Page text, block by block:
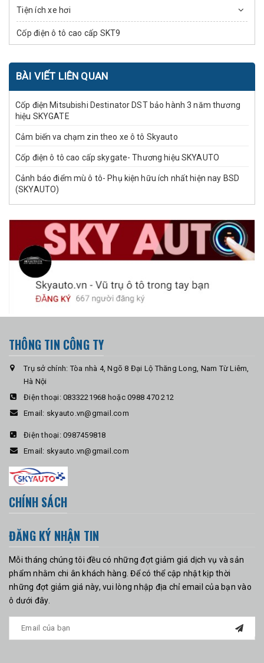
Tiện ích xe hơi
Cốp điện ô tô cao cấp SKT9
BÀI VIẾT LIÊN QUAN
Cốp điện Mitsubishi Destinator DST bảo hành 3 năm thương
hiệu SKYGATE
Cảm biến va chạm zin theo xe ô tô Skyauto
Cốp điện ô tô cao cấp skygate- Thương hiệu SKYAUTO
Cảnh báo điểm mù ô tô- Phụ kiện hữu ích nhất hiện nay BSD
(SKYAUTO)
THÔNG TIN CÔNG TY
Trụ sở chính: Tòa nhà 4, Ngõ 8 Đại Lộ Thăng Long, Nam Từ Liêm,
Hà Nội
Điện thoại: 0833221968 hoặc 0988 470 212
Email: skyauto.vn@gmail.com
Điện thoại: 0987459818
Email: skyauto.vn@gmail.com
CHÍNH SÁCH
ĐĂNG KÝ NHẬN TIN
Mỗi tháng chúng tôi đều có những đợt giảm giá dịch vụ và sản
phẩm nhằm chi ân khách hàng. Để có thể cập nhật kịp thời
những đợt giảm giá này, vui lòng nhập địa chỉ email của bạn vào
ô dưới đây.